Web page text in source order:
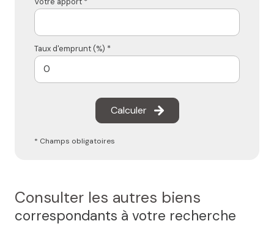
Taux d'emprunt (%) *
Calculer
* Champs obligatoires
Consulter les autres biens
correspondants à votre recherche